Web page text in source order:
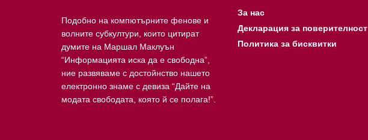
Подобно на компютърните фенове и
волните субкултури, които цитират
думите на Маршал Маклуън
“Информацията иска да е свободна”,
ние развяваме с достойнство нашето
електронно знаме с девиза “Дайте на
модата свободата, която й се полага!”.
За нас
Декларация за поверителност
Политика за бисквитки